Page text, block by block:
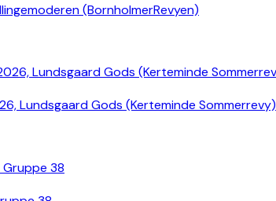
(BornholmerRevyen)
Lundsgaard Gods (Kerteminde Sommerrevy)